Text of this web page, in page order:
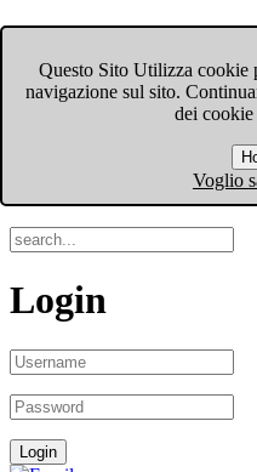
Questo Sito Utilizza cookie
navigazione sul sito.
dei cookie
Voglio
Menu
Login